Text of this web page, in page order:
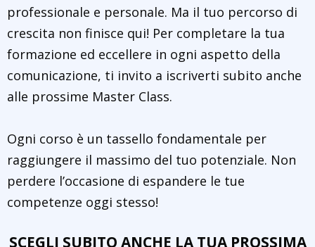
professionale e personale. Ma il tuo percorso di
crescita non finisce qui! Per completare la tua
formazione ed eccellere in ogni aspetto della
comunicazione, ti invito a iscriverti subito anche
alle prossime Master Class.
Ogni corso è un tassello fondamentale per
raggiungere il massimo del tuo potenziale. Non
perdere l’occasione di espandere le tue
competenze oggi stesso!
SCEGLI SUBITO ANCHE LA TUA PROSSIMA